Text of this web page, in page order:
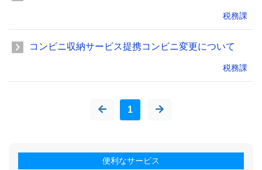
税務課
コンビニ収納サービス提携コンビニ変更について
税務課
1
便利なサービス